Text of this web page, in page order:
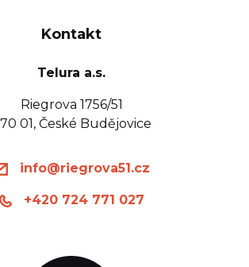
Kontakt
Telura a.s.
Riegrova 1756/51
01, České Budějovice
info@riegrova51.cz
+420 724 771 027